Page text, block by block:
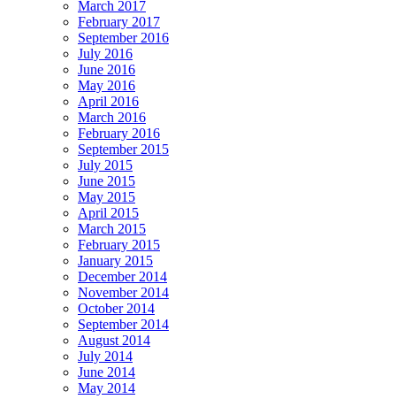
March 2017
February 2017
September 2016
July 2016
June 2016
May 2016
April 2016
March 2016
February 2016
September 2015
July 2015
June 2015
May 2015
April 2015
March 2015
February 2015
January 2015
December 2014
November 2014
October 2014
September 2014
August 2014
July 2014
June 2014
May 2014